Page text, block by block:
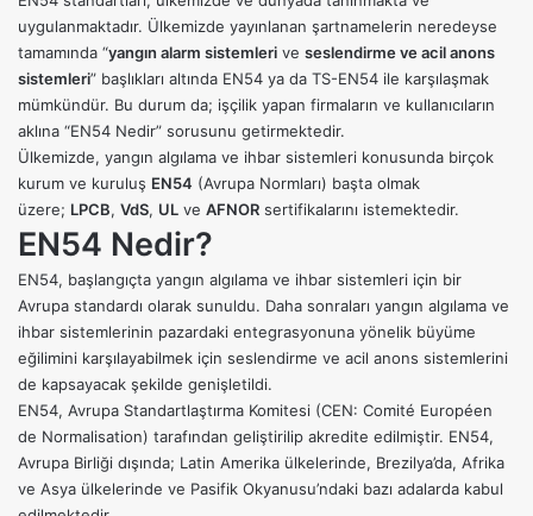
uygulanmaktadır. Ülkemizde yayınlanan şartnamelerin neredeyse
tamamında “yangın alarm sistemleri ve seslendirme ve acil anons
sistemleri” başlıkları altında EN54 ya da TS-EN54 ile karşılaşmak
mümkündür. Bu durum da; işçilik yapan firmaların ve kullanıcıların
aklına “EN54 Nedir” sorusunu getirmektedir.
Ülkemizde, yangın algılama ve ihbar sistemleri konusunda birçok
kurum ve kuruluş EN54 (Avrupa Normları) başta olmak
üzere; LPCB, VdS, UL ve AFNOR sertifikalarını istemektedir.
EN54 Nedir?
EN54, başlangıçta yangın algılama ve ihbar sistemleri için bir
Avrupa standardı olarak sunuldu. Daha sonraları yangın algılama ve
ihbar sistemlerinin pazardaki entegrasyonuna yönelik büyüme
eğilimini karşılayabilmek için seslendirme ve acil anons sistemlerini
de kapsayacak şekilde genişletildi.
EN54, Avrupa Standartlaştırma Komitesi (CEN: Comité Européen
de Normalisation) tarafından geliştirilip akredite edilmiştir. EN54,
Avrupa Birliği dışında; Latin Amerika ülkelerinde, Brezilya’da, Afrika
ve Asya ülkelerinde ve Pasifik Okyanusu’ndaki bazı adalarda kabul